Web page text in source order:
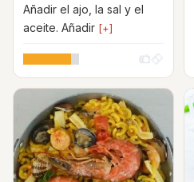
Añadir el ajo, la sal y el
aceite. Añadir [+]